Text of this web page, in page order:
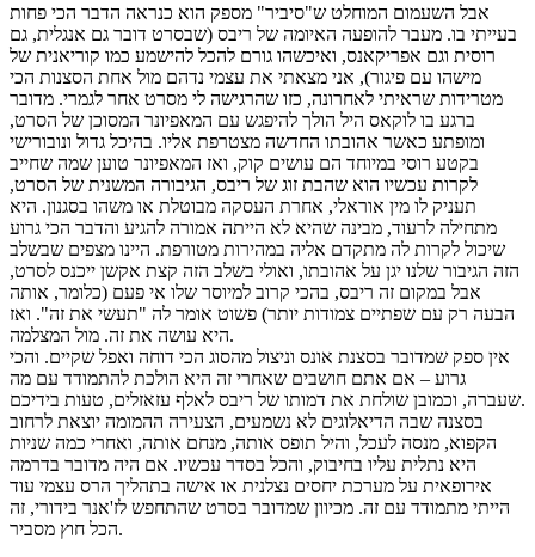
אבל השעמום המוחלט ש"סיביר" מספק הוא כנראה הדבר הכי פחות
בעייתי בו. מעבר להופעה האיומה של ריבס (שבסרט דובר גם אנגלית, גם
רוסית וגם אפריקאנס, ואיכשהו גורם להכל להישמע כמו קוריאנית של
מישהו עם פיגור), אני מצאתי את עצמי נדהם מול אחת הסצנות הכי
מטרידות שראיתי לאחרונה, כזו שהרגישה לי מסרט אחר לגמרי. מדובר
ברגע בו לוקאס היל הולך להיפגש עם המאפיונר המסוכן של הסרט,
ומופתע כאשר אהובתו החדשה מצטרפת אליו. בהיכל גדול ונובורישי
בקטע רוסי במיוחד הם עושים קוק, ואז המאפיונר טוען שמה שחייב
לקרות עכשיו הוא שהבת זוג של ריבס, הגיבורה המשנית של הסרט,
תעניק לו מין אוראלי, אחרת העסקה מבוטלת או משהו בסגנון. היא
מתחילה לרעוד, מבינה שהיא לא הייתה אמורה להגיע והדבר הכי גרוע
שיכול לקרות לה מתקדם אליה במהירות מטורפת. היינו מצפים שבשלב
הזה הגיבור שלנו יגן על אהובתו, ואולי בשלב הזה קצת אקשן ייכנס לסרט,
אבל במקום זה ריבס, בהכי קרוב למיוסר שלו אי פעם (כלומר, אותה
הבעה רק עם שפתיים צמודות יותר) פשוט אומר לה "תעשי את זה". ואז
היא עושה את זה. מול המצלמה.
אין ספק שמדובר בסצנת אונס וניצול מהסוג הכי דוחה ואפל שקיים. והכי
גרוע – אם אתם חושבים שאחרי זה היא הולכת להתמודד עם מה
שעברה, וכמובן שולחת את דמותו של ריבס לאלף עזאזלים, טעות בידיכם.
בסצנה שבה הדיאלוגים לא נשמעים, הצעירה ההמומה יוצאת לרחוב
הקפוא, מנסה לעכל, והיל תופס אותה, מנחם אותה, ואחרי כמה שניות
היא נתלית עליו בחיבוק, והכל בסדר עכשיו. אם היה מדובר בדרמה
אירופאית על מערכת יחסים נצלנית או אישה בתהליך הרס עצמי עוד
הייתי מתמודד עם זה. מכיוון שמדובר בסרט שהתחפש לז'אנר בידורי, זה
הכל חוץ מסביר.